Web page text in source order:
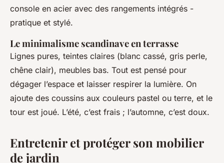
console en acier avec des rangements intégrés -
pratique et stylé.
Le minimalisme scandinave en terrasse
Lignes pures, teintes claires (blanc cassé, gris perle,
chêne clair), meubles bas. Tout est pensé pour
dégager l’espace et laisser respirer la lumière. On
ajoute des coussins aux couleurs pastel ou terre, et le
tour est joué. L’été, c’est frais ; l’automne, c’est doux.
Entretenir et protéger son mobilier
de jardin